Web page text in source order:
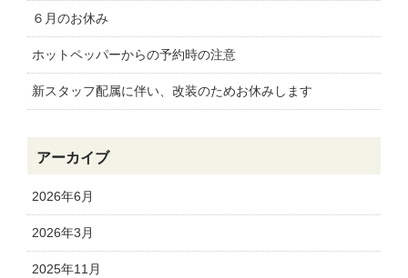
６月のお休み
ホットペッパーからの予約時の注意
新スタッフ配属に伴い、改装のためお休みします
アーカイブ
2026年6月
2026年3月
2025年11月